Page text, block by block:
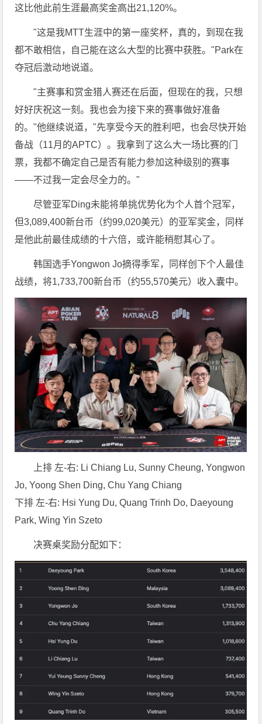
这比他此前生涯最高奖金高出21,120%。
"这是我MTT生涯中的第一座奖杯，真的，到现在我
都不敢相信，自己能在这么大型的比赛中获胜。"Park在
夺冠后激动地说道。
"主赛事和赏金猎人赛还在后面，但现在的我，只想
好好庆祝这一刻。我也会为接下来的赛事做好准备
的。"他继续说道，"先享受今天的胜利吧，也会尽快开始
备战（11月的APTC）。我拿到了这么大一场比赛的门
票，我都不确定自己是否有能力参加这种级别的赛事
——不过我一定会尽全力的。"
尽管亚军Ding未能将单挑优势化为个人首个冠军，
但3,089,400新台币（约99,020美元）的亚军奖金，同样
是他此前最佳成绩的十六倍，或许能稍慰其心了。
韩国选手Yongwon Jo摘得季军，同样创下个人最佳
战绩，将1,733,700新台币（约55,570美元）收入囊中。
上排 左-右: Li Chiang Lu, Sunny Cheung, Yongwon
Jo, Yoong Shen Ding, Chu Yang Chiang
下排 左-右: Hsi Yung Du, Quang Trinh Do, Daeyoung
Park, Wing Yin Szeto
决赛桌奖励分配如下：